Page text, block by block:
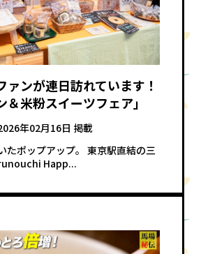
ァンが連日訪れています！
＆米粉スイーツフェア」
年02月16日 掲載
たポップアップ。 東京駅直結の三
Happ...